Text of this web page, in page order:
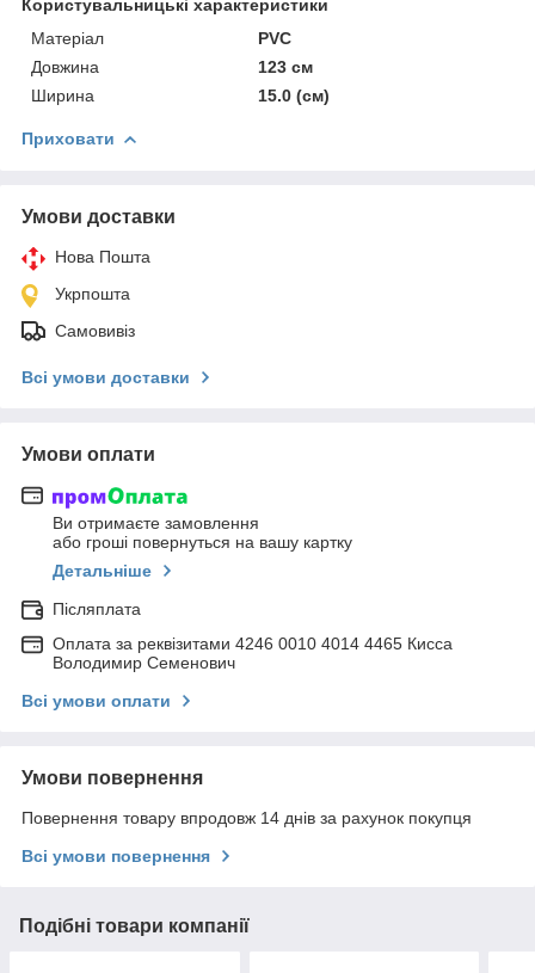
Користувальницькі характеристики
Матеріал
PVC
Довжина
123 см
Ширина
15.0 (см)
Приховати
Умови доставки
Нова Пошта
Укрпошта
Самовивіз
Всі умови доставки
Умови оплати
Ви отримаєте замовлення
або гроші повернуться на вашу картку
Детальніше
Післяплата
Оплата за реквізитами 4246 0010 4014 4465 Кисса
Володимир Семенович
Всі умови оплати
Умови повернення
Повернення товару впродовж 14 днів за рахунок покупця
Всі умови повернення
Подібні товари компанії